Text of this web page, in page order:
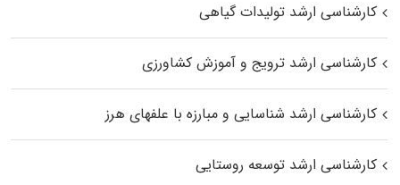
کارشناسی ارشد تولیدات گیاهی
کارشناسی ارشد ترویج و آموزش کشاورزی
کارشناسی ارشد شناسایی و مبارزه با علفهای هرز
کارشناسی ارشد توسعه روستایی